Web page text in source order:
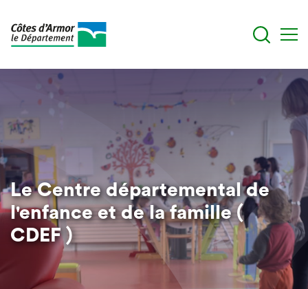
contenu
principal
Le Centre départemental de
l'enfance et de la famille (
CDEF )